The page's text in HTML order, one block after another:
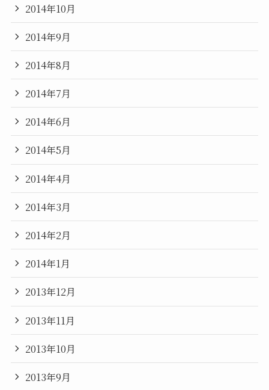
2014年10月
2014年9月
2014年8月
2014年7月
2014年6月
2014年5月
2014年4月
2014年3月
2014年2月
2014年1月
2013年12月
2013年11月
2013年10月
2013年9月